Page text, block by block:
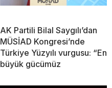
AK Partili Bilal Saygılı’dan
MÜSİAD Kongresi’nde
Türkiye Yüzyılı vurgusu: “En
büyük gücümüz